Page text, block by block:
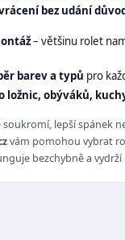
bez udání
– většinu rolet
barev a typů pro
ložnic, obýváků,
soukromí, lepší spánek
vám pomohou vybrat
bezchybně a vydrží